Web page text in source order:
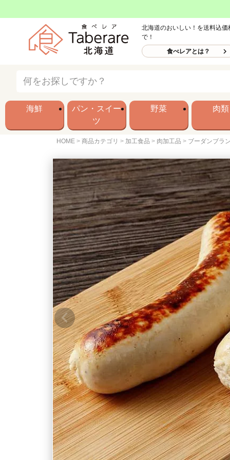
北海道のおいしい！を送料込価
で！
食べレアとは？
海鮮
パン・スイー
ツ
野菜 肉類
HOME 商品カテゴリ 加工食品 肉加工品 ブーダンブラ